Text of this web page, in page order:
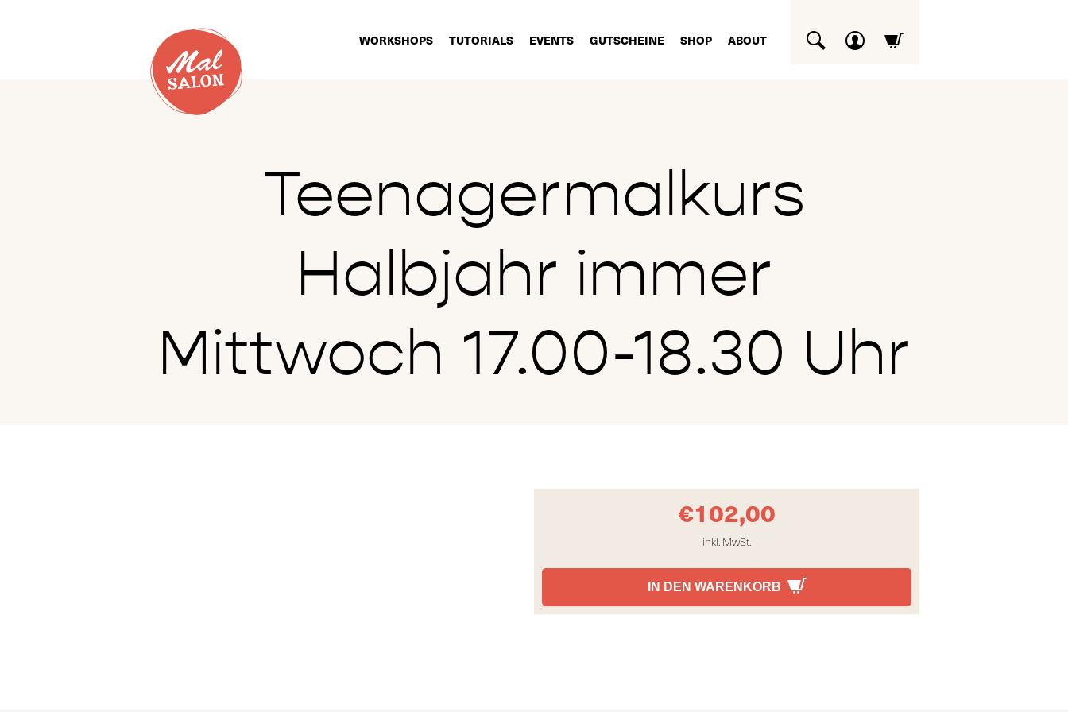
WORKSHOPS TUTORIALS EVENTS GUTSCHEINE SHOP ABOUT
Teenagermalkurs
Halbjahr immer
Mittwoch 17.00-18.30 Uhr
€102,00
inkl. MwSt.
IN DEN WARENKORB